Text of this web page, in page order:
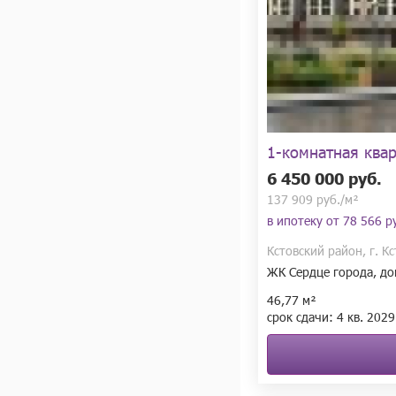
В проекте «Савин
от дома — это
в пространство
на свежем воздухе.
и кружки.
Паркинги
На территории
где припарковаться, а
В паркингах будут
видеонаблюдения. А
ориентироваться и
1-комнатная
6 450 000 руб.
137 909 руб./м²
в ипотеку от 78 566
Кстовский район, г.
ЖК Сердце города,
46,77 м²
срок сдачи: 4 кв.